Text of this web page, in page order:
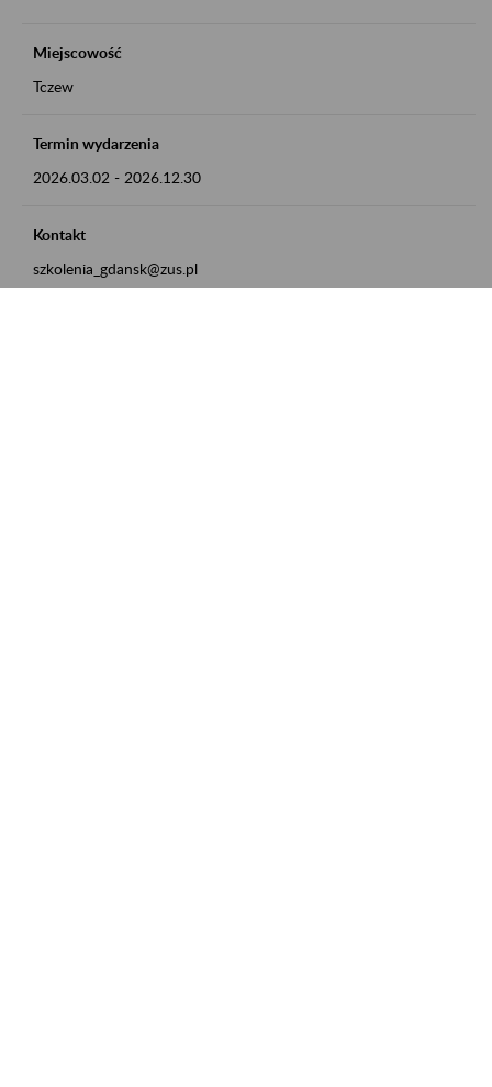
Miejscowość
Tczew
Termin wydarzenia
2026.03.02 - 2026.12.30
Kontakt
szkolenia_gdansk@zus.pl